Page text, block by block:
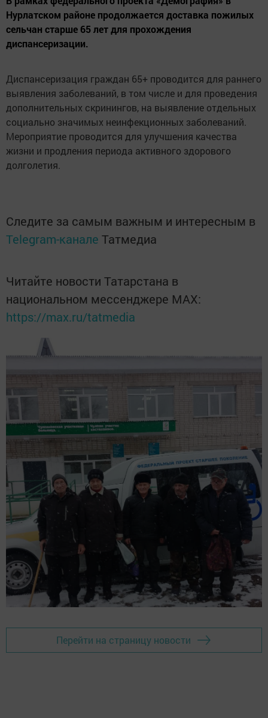
Нурлатском районе продолжается доставка пожилых
сельчан старше 65 лет для прохождения
диспансеризации.
Диспансеризация граждан 65+ проводится для раннего
выявления заболеваний, в том числе и для проведения
дополнительных скринингов, на выявление отдельных
социально значимых неинфекционных заболеваний.
Мероприятие проводится для улучшения качества
жизни и продления периода активного здорового
долголетия.
Следите за самым важным и интересным в
Telegram-канале Татмедиа
Читайте новости Татарстана в
национальном мессенджере MАХ:
https://max.ru/tatmedia
Перейти на страницу новости